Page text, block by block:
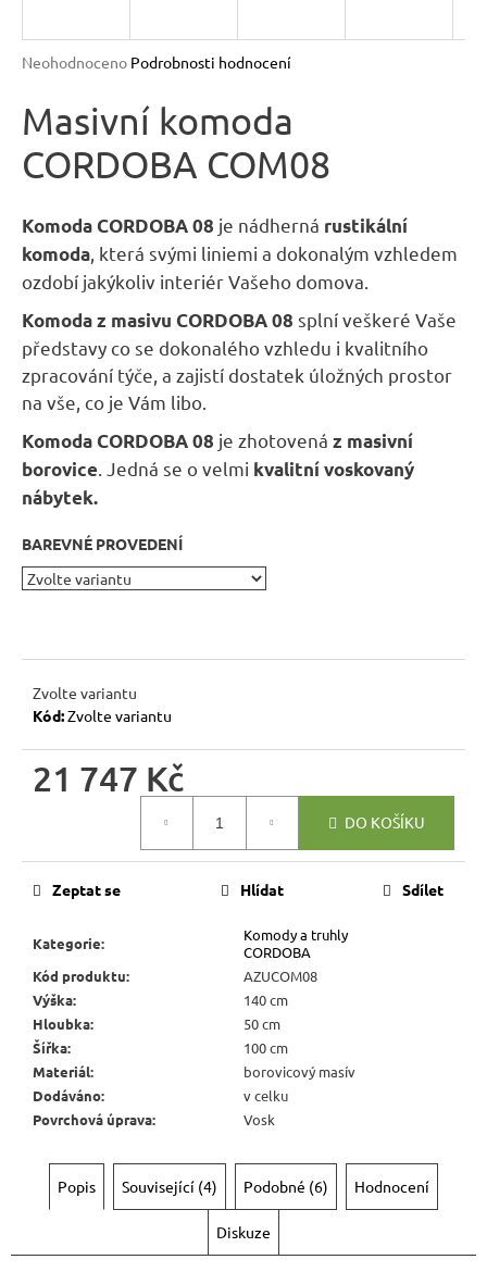
Průměrné
produktu
je
0,0
z
hvězdiček.
Neohodnoceno Podrobnosti hodnocení
Masivní komoda
CORDOBA COM08
Komoda CORDOBA 08 je nádherná rustikální
komoda , která svými liniemi a dokonalým vzhledem
ozdobí jakýkoliv interiér Vašeho domova.
Komoda z masivu CORDOBA 08 splní veškeré Vaše
představy co se dokonalého vzhledu i kvalitního
zpracování týče, a zajistí dostatek úložných prostor
na vše, co je Vám libo.
Komoda CORDOBA 08 je zhotovená z masivní
borovice . Jedná se o velmi kvalitnívoskovaný
nábytek.
BAREVNÉ PROVEDENÍ
Zvolte variantu
Kód:Zvolte variantu
21 747 Kč
DO KOŠÍKU
Kategorie:
Komody a truhly
CORDOBA
Kód produktu:
AZUCOM08
Výška:
140 cm
Hloubka:
50 cm
Šířka:
100 cm
Materiál:
borovicový masív
Dodáváno:
v celku
Povrchová úprava: Vosk
Zeptat se Hlídat Sdílet
Popis Související (4) Podobné (6) Hodnocení
Diskuze
a
í
t
?
HLEDAT
D
o
p
o
r
č
u
j
m
MEXICANA
SIL02
1
134
Kč
Kč